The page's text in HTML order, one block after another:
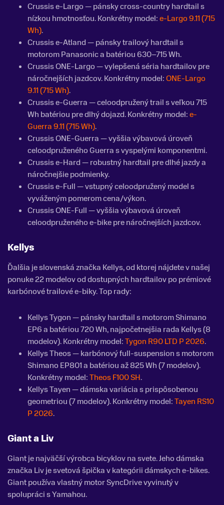
Crussis e-Largo — pánsky cross-country hardtail s
nízkou hmotnosťou. Konkrétny model:e-Largo 9.11 (715
Wh).
Crussis e-Atland — pánsky trailový hardtail s
motorom Panasonic a batériou 630–715 Wh.
Crussis ONE-Largo — vylepšená séria hardtailov pre
náročnejších jazdcov. Konkrétny model:ONE-Largo
9.11 (715 Wh).
Crussis e-Guerra — celoodpružený trail s veľkou 715
Wh batériou pre dlhý dojazd. Konkrétny model:e-
Guerra 9.11 (715 Wh).
Crussis ONE-Guerra — vyššia výbavová úroveň
celoodpruženého Guerra s vyspelými komponentmi.
Crussis e-Hard — robustný hardtail pre dlhé jazdy a
náročnejšie podmienky.
Crussis e-Full — vstupný celoodpružený model s
vyváženým pomerom cena/výkon.
Crussis ONE-Full — vyššia výbavová úroveň
celoodpruženého e-bike pre náročnejších jazdcov.
Kellys
Ďalšia je slovenská značka Kellys, od ktorej nájdete v našej
ponuke 22 modelov od dostupných hardtailov po prémiové
karbónové trailové e-biky. Top rady:
Kellys Tygon — pánsky hardtail s motorom Shimano
EP6 a batériou 720 Wh, najpočetnejšia rada Kellys (8
modelov). Konkrétny model:Tygon R90 LTD P 2026.
Kellys Theos — karbónový full-suspension s motorom
Shimano EP801 a batériou až 825 Wh (7 modelov).
Konkrétny model:Theos F100 SH.
Kellys Tayen — dámska variácia s prispôsobenou
geometriou (7 modelov). Konkrétny model:Tayen RS10
P 2026.
Gianta Liv
Giant je najväčší výrobca bicyklov na svete. Jeho dámska
značka Liv je svetová špička v kategórii dámskych e-bikes.
Giant používa vlastný motor SyncDrive vyvinutý v
spolupráci s Yamahou.